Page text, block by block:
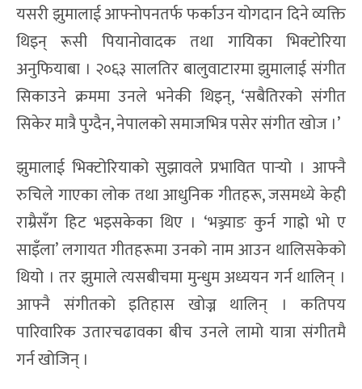
यसरी झुमालाई आफ्नोपनतर्फ फर्काउन योगदान दिने व्यक्ति
थिइन् रूसी पियानोवादक तथा गायिका भिक्टोरिया
अनुफियाबा । २०६३ सालतिर बालुवाटारमा झुमालाई संगीत
सिकाउने क्रममा उनले भनेकी थिइन्, ‘सबैतिरको संगीत
सिकेर मात्रै पुग्दैन, नेपालको समाजभित्र पसेर संगीत खोज ।’
झुमालाई भिक्टोरियाको सुझावले प्रभावित पार्‍यो । आफ्नै
रुचिले गाएका लोक तथा आधुनिक गीतहरू, जसमध्ये केही
राम्रैसँग हिट भइसकेका थिए । ‘भञ्ज्याङ कुर्न गाह्रो भो ए
साइँला’ लगायत गीतहरूमा उनको नाम आउन थालिसकेको
थियो । तर झुमाले त्यसबीचमा मुन्धुम अध्ययन गर्न थालिन् ।
आफ्नै संगीतको इतिहास खोज्न थालिन् । कतिपय
पारिवारिक उतारचढावका बीच उनले लामो यात्रा संगीतमै
गर्न खोजिन् ।